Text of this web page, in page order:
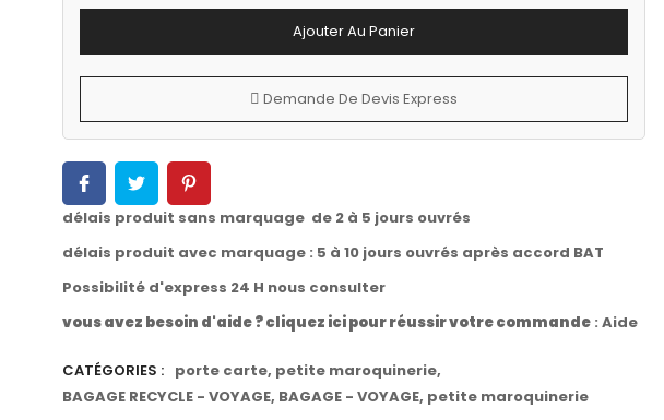
Ajouter Au Panier
Demande De Devis Express
délais produit sans marquage de 2 à 5 jours ouvrés
délais produit avec marquage : 5 à 10 jours ouvrés après accord BAT
Possibilité d'express 24 H nous consulter
vous avez besoin d'aide ? cliquez ici pour réussir votre commande: Aide
CATÉGORIES : porte carte, petite maroquinerie,
BAGAGE RECYCLE - VOYAGE, BAGAGE - VOYAGE, petite maroquinerie